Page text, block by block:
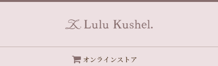
オンラインストア